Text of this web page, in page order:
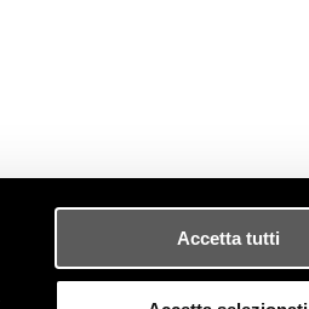
Accetta tutti
PRESS OFFICE
barbara.barbato@r-w.it